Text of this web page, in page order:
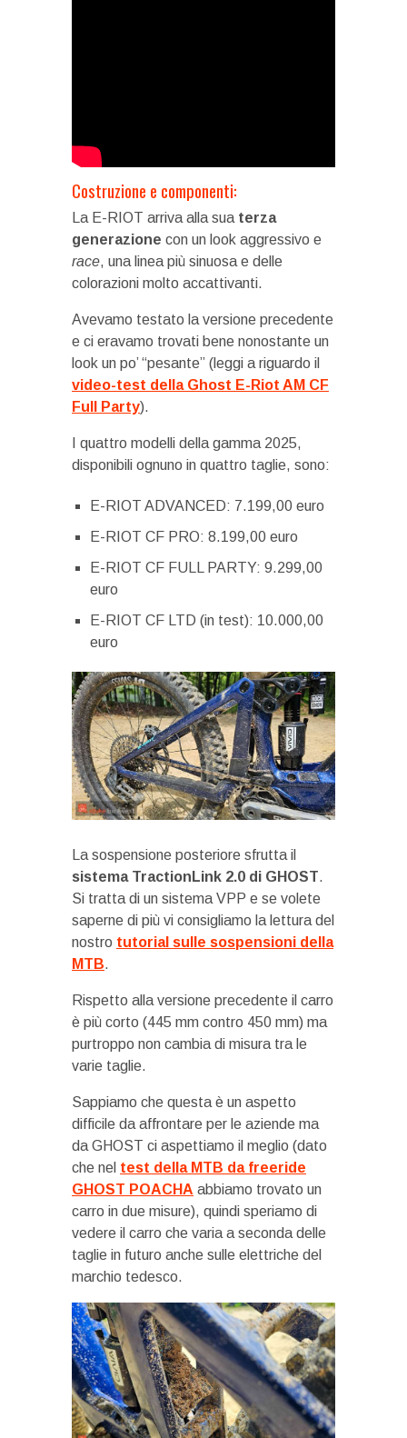
Costruzione e componenti:
La E-RIOT arriva alla sua terza
generazione con un look aggressivo e
race, una linea più sinuosa e delle
colorazioni molto accattivanti.
Avevamo testato la versione precedente
e ci eravamo trovati bene nonostante un
look un po’ “pesante” (leggi a riguardo il
video-test della Ghost E-Riot AM CF
Full Party).
I quattro modelli della gamma 2025,
disponibili ognuno in quattro taglie, sono:
E-RIOT ADVANCED: 7.199,00 euro
E-RIOT CF PRO: 8.199,00 euro
E-RIOT CF FULL PARTY: 9.299,00
euro
E-RIOT CF LTD (in test): 10.000,00
euro
La sospensione posteriore sfrutta il
sistema TractionLink 2.0 di GHOST.
Si tratta di un sistema VPP e se volete
saperne di più vi consigliamo la lettura del
nostro tutorial sulle sospensioni della
MTB.
Rispetto alla versione precedente il carro
è più corto (445 mm contro 450 mm) ma
purtroppo non cambia di misura tra le
varie taglie.
Sappiamo che questa è un aspetto
difficile da affrontare per le aziende ma
da GHOST ci aspettiamo il meglio (dato
che nel test della MTB da freeride
GHOST POACHA abbiamo trovato un
carro in due misure), quindi speriamo di
vedere il carro che varia a seconda delle
taglie in futuro anche sulle elettriche del
marchio tedesco.